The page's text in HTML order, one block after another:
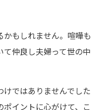
もしれません。喧嘩も
て仲良し夫婦って世の中
ではありませんでした
イントに心がけて、こ